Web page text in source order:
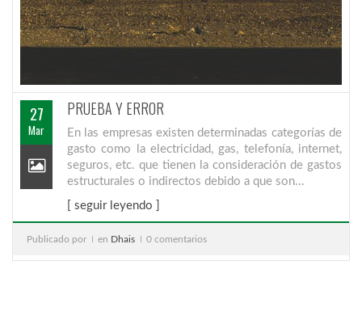
27
Mar
PRUEBA Y ERROR
En las empresas existen determinadas categorías de
gasto como la electricidad, gas, telefonía, internet,
seguros, etc. que tienen la consideración de gastos
estructurales o indirectos debido a que son...
[ seguir leyendo ]
Publicado por en Dhais 0 comentarios